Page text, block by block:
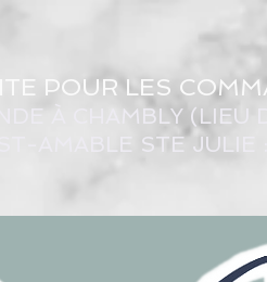
POUR LES
À CHAMBLY (LIEU
AMABLE STE JULIE